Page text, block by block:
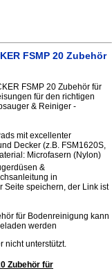
FSMP 20 Zubehör
FSMP 20 Zubehör für
für den richtigen
& Reiniger -
mit excellenter
Decker (z.B. FSM1620S,
Microfasern (Nylon)
&
in
Seite speichern, der Link ist
für Bodenreinigung kann
werden
nicht unterstützt.
Zubehör für